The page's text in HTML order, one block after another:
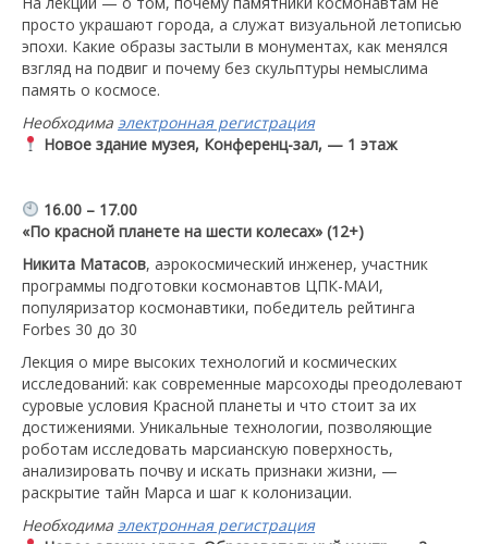
просто украшают города, а служат визуальной летописью
эпохи. Какие образы застыли в монументах, как менялся
взгляд на подвиг и почему без скульптуры немыслима
память о космосе.
Необходима электронная регистрация
Новое здание музея, Конференц-зал, — 1 этаж
16.00 – 17.00
«По красной планете на шести колесах» (12+)
Никита Матасов, аэрокосмический инженер, участник
программы подготовки космонавтов ЦПК-МАИ,
популяризатор космонавтики, победитель рейтинга
Forbes 30 до 30
Лекция о мире высоких технологий и космических
исследований: как современные марсоходы преодолевают
суровые условия Красной планеты и что стоит за их
достижениями. Уникальные технологии, позволяющие
роботам исследовать марсианскую поверхность,
анализировать почву и искать признаки жизни, —
раскрытие тайн Марса и шаг к колонизации.
Необходима электронная регистрация